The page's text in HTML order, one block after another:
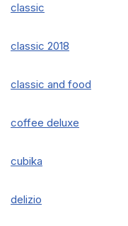
classic
classic 2018
classic and food
coffee deluxe
cubika
delizio